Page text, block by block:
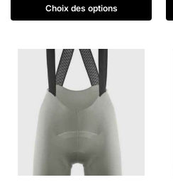
Choix des options